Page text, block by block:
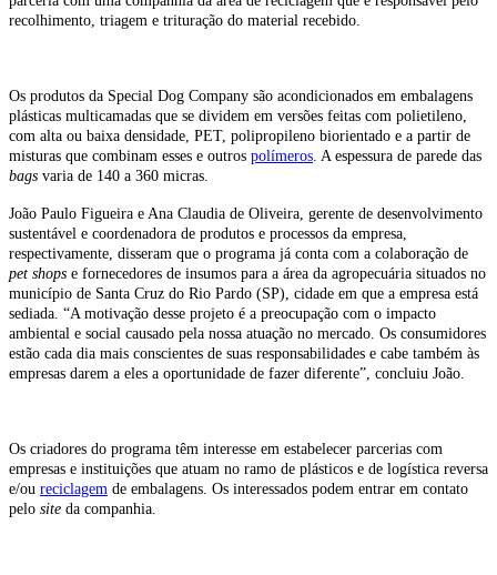
recolhimento, triagem e trituração do material recebido.
Os produtos da Special Dog Company são acondicionados em embalagens
plásticas multicamadas que se dividem em versões feitas com polietileno,
com alta ou baixa densidade, PET, polipropileno biorientado e a partir de
misturas que combinam esses e outros polímeros. A espessura de parede das
bags varia de 140 a 360 micras.
João Paulo Figueira e Ana Claudia de Oliveira, gerente de desenvolvimento
sustentável e coordenadora de produtos e processos da empresa,
respectivamente, disseram que o programa já conta com a colaboração de
pet shops e fornecedores de insumos para a área da agropecuária situados no
município de Santa Cruz do Rio Pardo (SP), cidade em que a empresa está
sediada. “A motivação desse projeto é a preocupação com o impacto
ambiental e social causado pela nossa atuação no mercado. Os consumidores
estão cada dia mais conscientes de suas responsabilidades e cabe também às
empresas darem a eles a oportunidade de fazer diferente”, concluiu João.
Os criadores do programa têm interesse em estabelecer parcerias com
empresas e instituições que atuam no ramo de plásticos e de logística reversa
e/ou reciclagem de embalagens. Os interessados podem entrar em contato
pelo site da companhia.